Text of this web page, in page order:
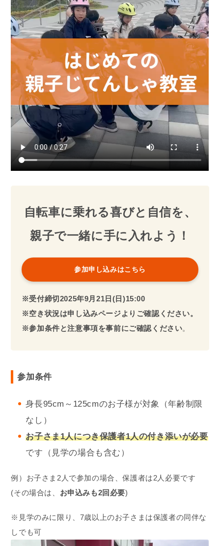
自転車に乗れる喜びと自信を、
親子で一緒に手に入れよう！
参加申し込みはこちら
※受付締切2025年9月 21日(日)15:00
※空き状況は申し込みページよりご確認ください。
※参加条件と注意事項を事前にご確認ください。
参加条件
身長95cm～125cmのお子様が対象（年齢制限
なし）
お子さま1人につき保護者1人の付き添いが必要
です（見学の場合も含む）
例）お子さま2人で参加の場合、保護者は2人必要です
(その場合は、 お申込みも2回必要)
※見学のみに限り、7歳以上のお子さまは保護者の同伴な
しでも可